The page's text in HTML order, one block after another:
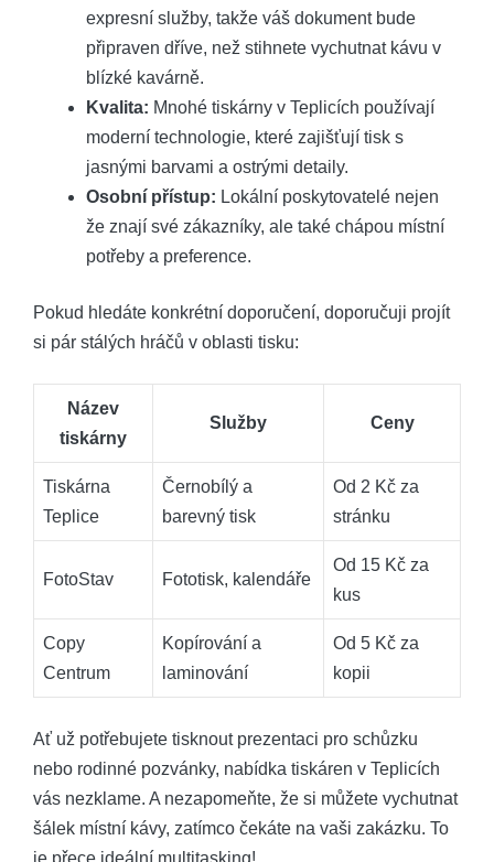
expresní služby, takže váš dokument bude
připraven dříve, než stihnete vychutnat kávu v
blízké kavárně.
Kvalita: Mnohé tiskárny v Teplicích používají
moderní technologie, které zajišťují tisk s
jasnými barvami a ostrými detaily.
Osobní přístup: Lokální poskytovatelé nejen
že znají své zákazníky, ale také chápou místní
potřeby a preference.
Pokud hledáte konkrétní doporučení, doporučuji projít
si pár stálých hráčů v oblasti tisku:
Název
tiskárny
Služby Ceny
Tiskárna
Teplice
Černobílý a
barevný tisk
Od 2 Kč za
stránku
FotoStav Fototisk, kalendáře
Od 15 Kč za
kus
Copy
Centrum
Kopírování a
laminování
Od 5 Kč za
kopii
Ať už potřebujete tisknout prezentaci pro schůzku
nebo rodinné pozvánky, nabídka tiskáren v Teplicích
vás nezklame. A nezapomeňte, že si můžete vychutnat
šálek místní kávy, zatímco čekáte na vaši zakázku. To